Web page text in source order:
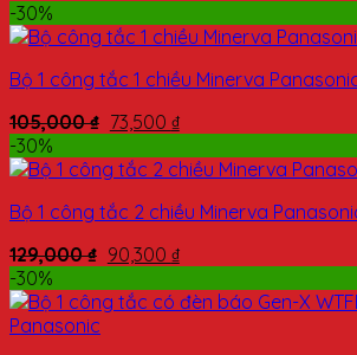
-30%
Bộ 1 công tắc 1 chiều Minerva
105,000₫ 73,500 ₫
-30%
Bộ 1 công tắc 2 chiều Minerva
129,000₫ 90,300 ₫
-30%